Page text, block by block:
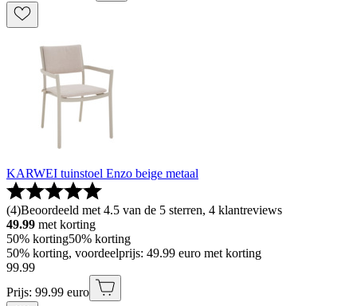
KARWEI tuinstoel Enzo beige metaal
(4)Beoordeeld met 4.5 van de 5 sterren, 4 klantreviews
49.99 met korting
50% korting50% korting
50% korting, voordeelprijs: 49.99 euro met korting
99.99
Prijs: 99.99 euro